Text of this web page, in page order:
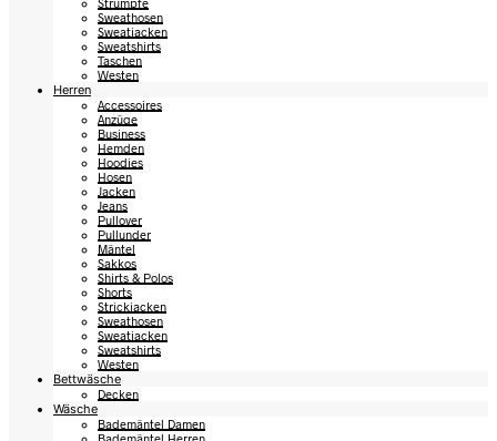
Sweathosen
Sweatjacken
Sweatshirts
Taschen
Westen
Herren
Accessoires
Anzüge
Business
Hemden
Hoodies
Hosen
Jacken
Jeans
Pullover
Pullunder
Mäntel
Sakkos
Shirts & Polos
Shorts
Strickjacken
Sweathosen
Sweatjacken
Sweatshirts
Westen
Bettwäsche
Decken
Wäsche
Bademäntel Damen